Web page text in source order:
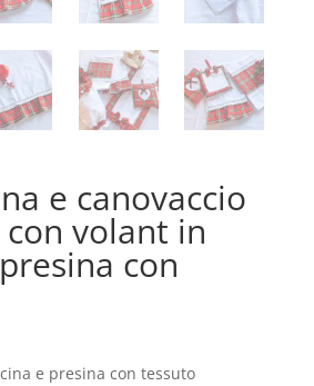
e canovaccio
volant in
con
e presina con tessuto